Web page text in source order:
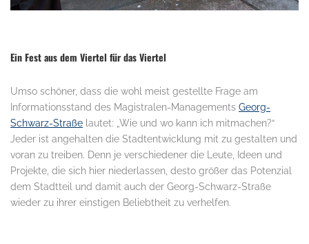
Ein Fest aus dem Viertel für das Viertel
Umso schöner, dass die wohl meist gestellte Frage am
Informationsstand des Magistralen-Managements Georg-
Schwarz-Straße lautet: „Wie und wo kann ich mitmachen?“
Jeder ist angehalten die Stadtentwicklung mit zu gestalten und
voran zu treiben. Denn je verschiedener die Leute, Ideen und
Projekte, die sich hier niederlassen, desto größer das Potenzial
dem Stadtteil und damit auch der Georg-Schwarz-Straße
wieder zu ihrer einstigen Beliebtheit zu verhelfen.